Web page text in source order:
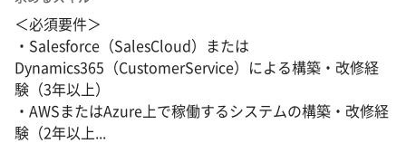
＜必須要件＞
・Salesforce（SalesCloud）または
Dynamics365（CustomerService）による構築・改修経
験（3年以上）
・AWSまたはAzure上で稼働するシステムの構築・改修経
験（2年以上...